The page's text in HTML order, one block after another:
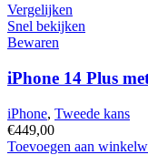
128GB
Yellow
hoeveelheid
Vergelijken
Snel bekijken
Bewaren
iPhone 14 Plus
iPhone, Tweede kans
€449,00
iPhone
Toevoegen aan